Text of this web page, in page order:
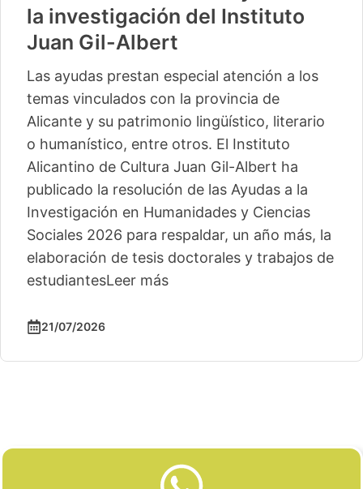
la investigación del Instituto
Juan Gil-Albert
Las ayudas prestan especial atención a los
temas vinculados con la provincia de
Alicante y su patrimonio lingüístico, literario
o humanístico, entre otros. El Instituto
Alicantino de Cultura Juan Gil-Albert ha
publicado la resolución de las Ayudas a la
Investigación en Humanidades y Ciencias
Sociales 2026 para respaldar, un año más, la
elaboración de tesis doctorales y trabajos de
estudiantesLeer más
21/07/2026